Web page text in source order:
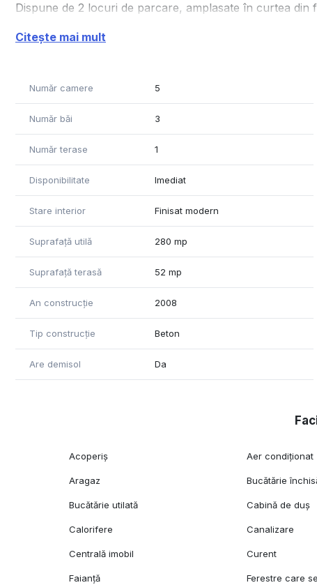
Dispune de 2 locuri de parcare, amplasate în curtea din
bucatarie si pivnita la demisol.
Imobil pretabil pentru uz de birou sau rezidenta.
Citește mai mult
Număr camere 5
Număr băi 3
Număr terase 1
Disponibilitate Imediat
Stare interior Finisat modern
Suprafață utilă 280 mp
Suprafață terasă 52 mp
An construcție 2008
Tip construcție Beton
Are demisol Da
Acoperiș Aer condiționat
Aragaz Bucătărie
Bucătărie utilată Cabină de duș
Calorifere Canalizare
Centrală imobil Curent
Faianță Ferestre care